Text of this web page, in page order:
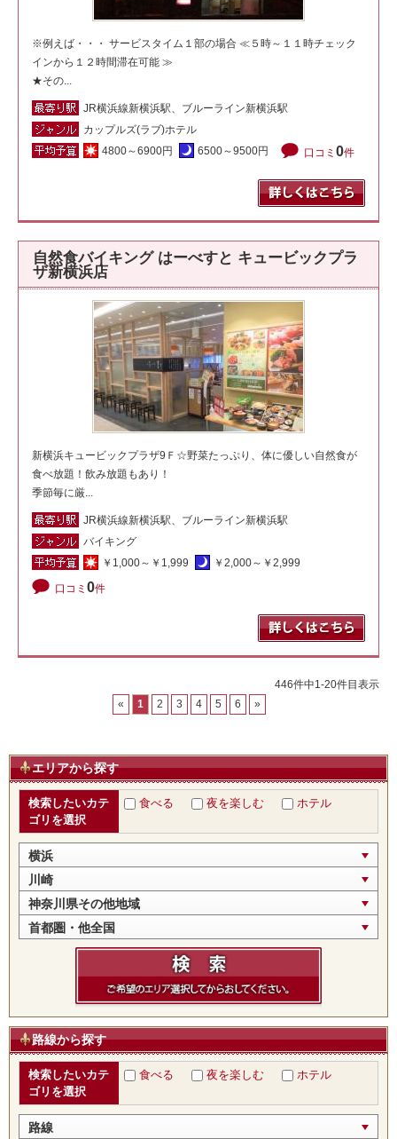
※例えば・・・ サービスタイム１部の場合 ≪５時～１１時チェック
インから１２時間滞在可能 ≫
★その...
JR横浜線新横浜駅、ブルーライン新横浜駅
カップルズ(ラブ)ホテル
4800～6900円
6500～9500円 口コミ 0件
自然食バイキング はーべすと キュービックプラ
ザ新横浜店
新横浜キュービックプラザ9Ｆ☆野菜たっぷり、体に優しい自然食が
食べ放題！飲み放題もあり！
季節毎に厳...
JR横浜線新横浜駅、ブルーライン新横浜駅
バイキング
￥1,000～￥1,999
￥2,000～￥2,999
口コミ 0件
446件中1-20件目表示
«
1 2 3 4 5 6 »
エリアから探す
検索したいカテ
ゴリを選択
食べる 夜を楽しむ ホテル
横浜
川崎
神奈川県その他地域
首都圏・他全国
路線から探す
検索したいカテ
ゴリを選択
食べる 夜を楽しむ ホテル
路線